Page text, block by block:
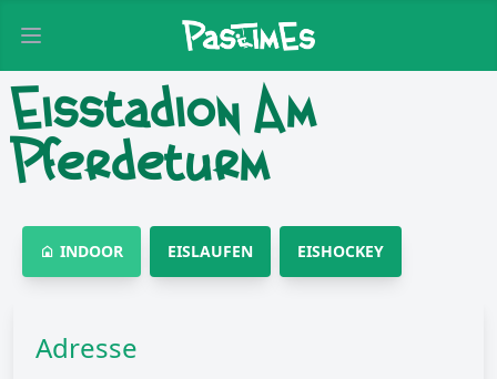
Open main menu
Eisstadion Am
Pferdeturm
INDOOR EISLAUFEN EISHOCKEY
Adresse